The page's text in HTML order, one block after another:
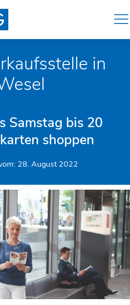
in
Samstag bis 20
shoppen
28. August 2022